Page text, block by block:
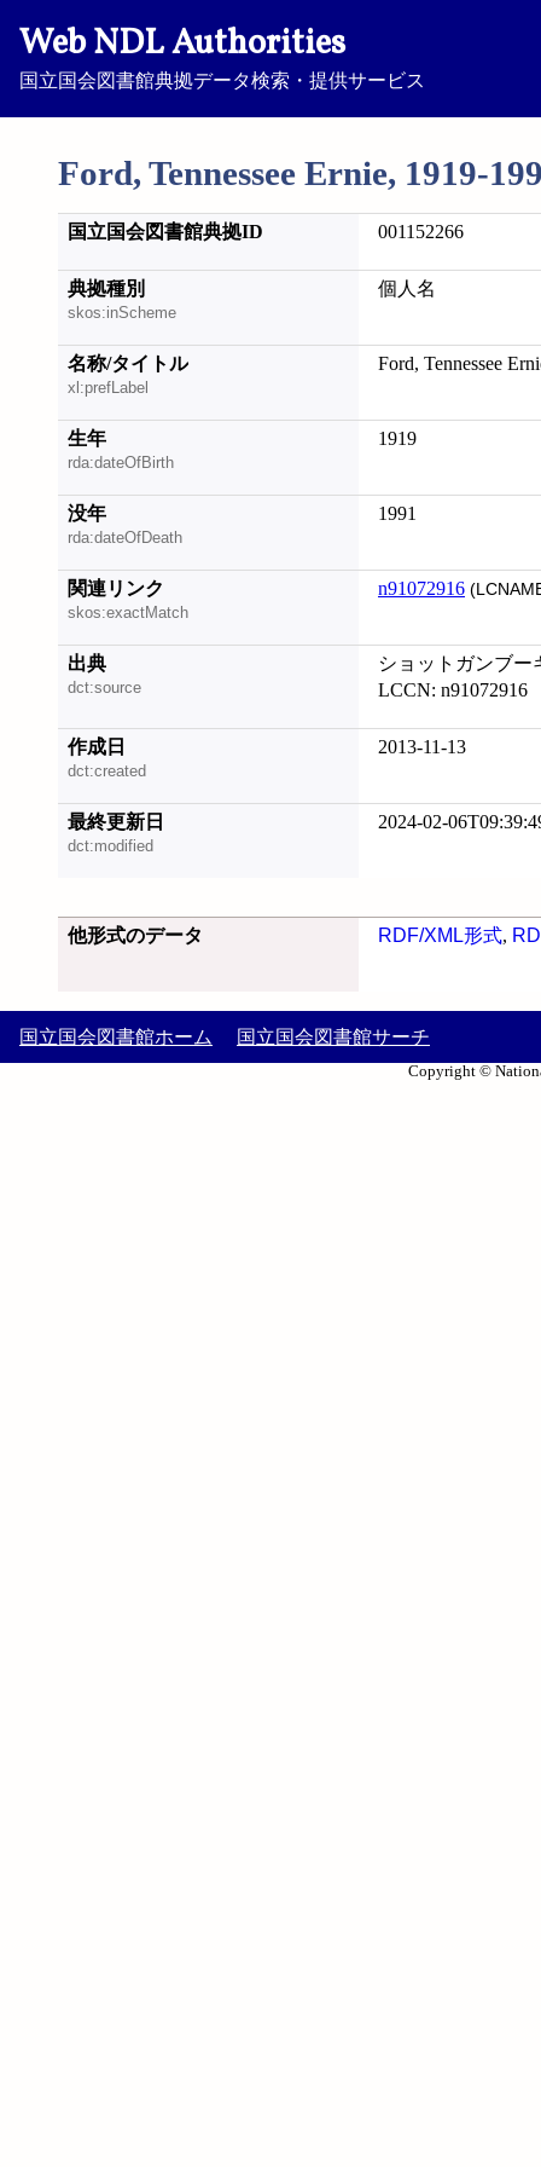
Web NDL Authorities
国立国会図書館典拠データ検索・提供サービス
Ford, Tennessee Ernie, 1919-
国立国会図書館典拠ID 001152266
典拠種別
skos:inScheme
個人名
名称/タイトル
xl:prefLabel
Ford, Tennessee
生年
rda:dateOfBirth
1919
没年
rda:dateOfDeath
1991
関連リンク
skos:exactMatch
n91072916
出典
dct:source
ショットガンブー
LCCN: n91072916
作成日
dct:created
2013-11-13
最終更新日
dct:modified
2024-02-
他形式のデータ RDF/XML形式,
国立国会図書館ホーム 国立国会図書館サーチ
Copyright ©